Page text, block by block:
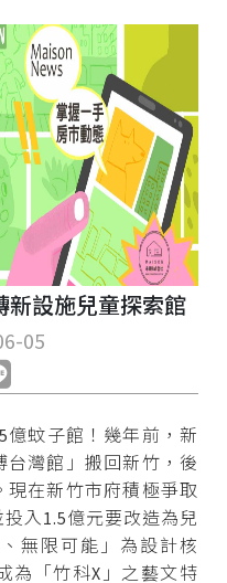
新設施兒童探索館
05
蚊子館！幾年前，新
灣館」搬回新竹，後
現在新竹市府積極爭取
入1.5億元要改造為兒
無限可能」為設計核
為「竹科X」之藝文特